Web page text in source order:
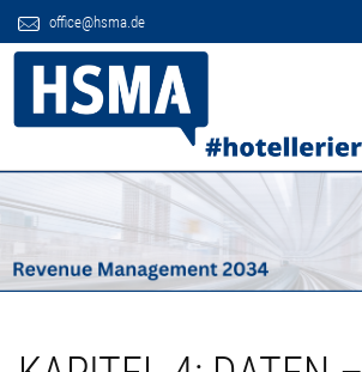
office@hsma.de